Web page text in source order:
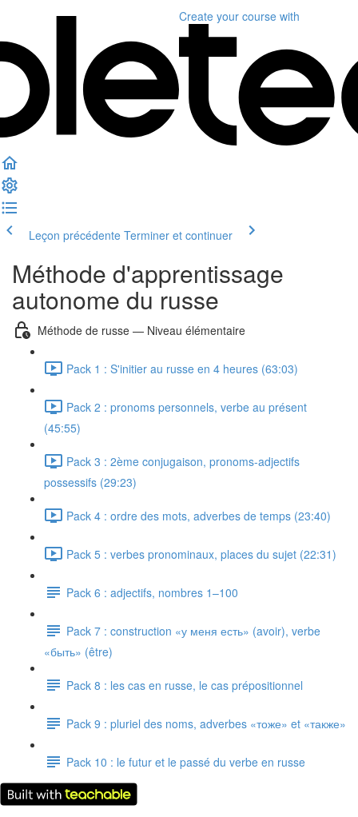
Create your course with
Leçon précédente Terminer et continuer
Méthode d'apprentissage
autonome du russe
Méthode de russe — Niveau élémentaire
Pack 1 : S'initier au russe en 4 heures (63:03)
Pack 2 : pronoms personnels, verbe au présent
(45:55)
Pack 3 : 2ème conjugaison, pronoms-adjectifs
possessifs (29:23)
Pack 4 : ordre des mots, adverbes de temps (23:40)
Pack 5 : verbes pronominaux, places du sujet (22:31)
Pack 6 : adjectifs, nombres 1–100
Pack 7 : construction «у меня есть» (avoir), verbe
«быть» (être)
Pack 8 : les cas en russe, le cas prépositionnel
Pack 9 : pluriel des noms, adverbes «тоже» et «также»
Pack 10 : le futur et le passé du verbe en russe